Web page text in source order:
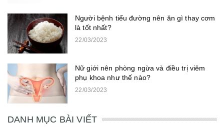
Người bệnh tiểu đường nên ăn gì thay cơm
là tốt nhất?
22/03/2023
Nữ giới nên phòng ngừa và điều trị viêm
phụ khoa như thế nào?
22/03/2023
DANH MỤC BÀI VIẾT